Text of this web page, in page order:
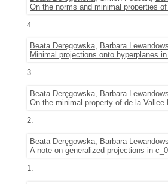
On the norms and minimal properties
4.
Beata Deręgowska, Barbara
Minimal projections onto hyperplanes
3.
Beata Deręgowska, Barbara
On the minimal property of de la Vallee
2.
Beata Deręgowska, Barbara
A note on generalized projections in c_0
1.